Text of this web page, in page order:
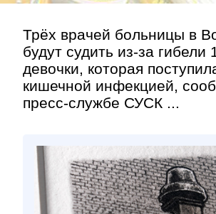
Трёх врачей больницы в
будут судить из-за гибели
девочки, которая
кишечной инфекцией,
пресс-службе СУСК ...
Контакт»